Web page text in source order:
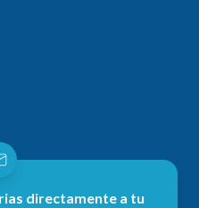
directamente a tu